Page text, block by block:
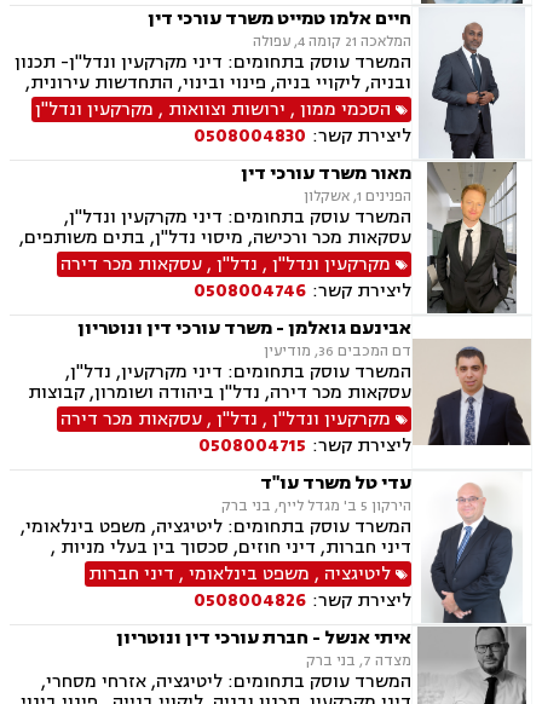
חיים אלמו טמייט משרד עורכי דין
המלאכה 21 קומה 4, עפולה
המשרד עוסק בתחומים: דיני מקרקעין ונדל"ן- תכנון
ובניה, ליקויי בניה, פינוי ובינוי, התחדשות עירונית,
תמ"א 38 ובתים משותפים, הסכמי ממון, ירושות
וצוואות, ייפוי כוח מתמשך, הדין האתיופי, דיני
חוזים, נוטריון.
הסכמי ממון, ירושות וצוואות , מקרקעין ונדל"ן
ליצירת קשר: 0508004830
מאור משרד עורכי דין
הפנינים 1, אשקלון
המשרד עוסק בתחומים: דיני מקרקעין ונדל"ן,
עסקאות מכר ורכישה, מיסוי נדל"ן, בתים משותפים,
תכנון ובניה, ליקוי בניה, מושבים וקיבוצים, קבוצת
רכישה, מגרשים לבניה, רשות מקרקעי ישראל,
ירושות וצוואות, הסכמי ממון, ייפוי כוח מתמשך, דיני
משפחה, פונדקאות, מזונות, גישור, אפוטרופסות,
גירושין, נשואים אזרחיים, מעמד אישי, ניכור הורי,
זמני שהות, העברה בין דורית
מקרקעין ונדל"ן, נדל"ן,עסקאות מכר דירה
ליצירת קשר: 0508004746
אבינעם גואלמן - משרד עורכי דין ונוטריון
דם המכבים 36, מודיעין
המשרד עוסק בתחומים: דיני מקרקעין, נדל"ן,
עסקאות מכר דירה, נדל"ן ביהודה ושומרון, קבוצות
רכישה, מיסוי נדל"ן, פינוי מושכר, בתים משותפים,
ייפוי כוח מתמשך, ירושות וצוואות, רישוי נשק, דיני
חוזים ונוטריון
מקרקעין ונדל"ן, נדל"ן,עסקאות מכר דירה
ליצירת קשר: 0508004715
עדי טל משרד עו"ד
הירקון 5 ב' מגדל לייף, בני ברק
המשרד עוסק בתחומים: ליטיגציה, משפט בינלאומי,
דיני חברות, דיני חוזים, סכסוך בין בעלי מניות ,
אזרחי מסחרי
ליטיגציה , משפט בינלאומי, דיני חברות
ליצירת קשר: 0508004826
איתי אנשל - חברת עורכי דין ונוטריון
מצדה 7, בני ברק
המשרד עוסק בתחומים: ליטיגציה, אזרחי מסחרי,